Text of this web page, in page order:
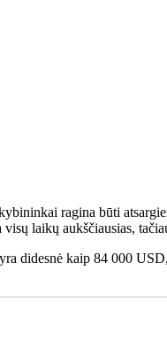
ragina būti
laikų aukščiausias,
didesnė kaip 84 000